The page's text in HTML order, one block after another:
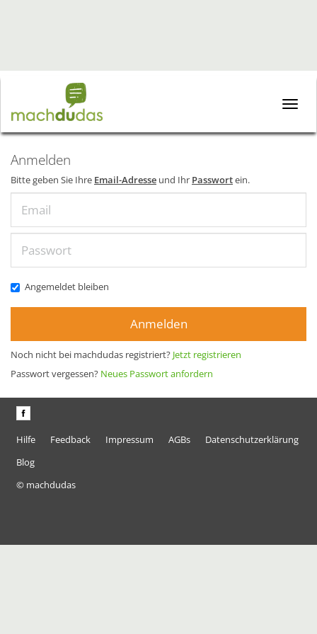
Toggle
Anmelden
Bitte geben Sie Ihre Email-Adresse und Ihr Passwortein.
Angemeldet bleiben
Anmelden
Noch nicht bei machdudas registriert? Jetzt registrieren
Passwort vergessen? Neues Passwort anfordern
Hilfe Feedback Impressum AGBs
Datenschutzerklärung
Blog
© machdudas